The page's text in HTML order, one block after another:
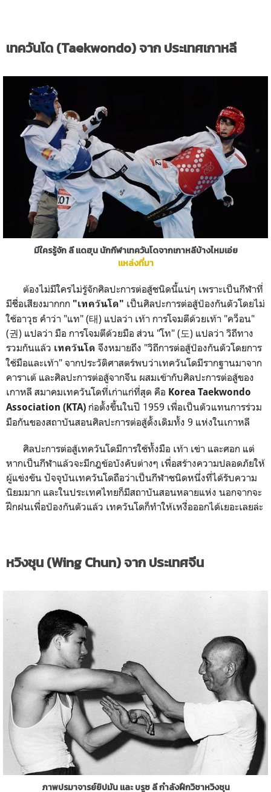
เทควันโด (Taekwondo) จาก ประเทศเกาหลี
มีใครรู้จัก ลี แดฮุน นักกีฬาเทควันโดจากเกาหลีบ้างไหมเอ่ย
แหล่งที่มา
ต้องไม่มีใครไม่รู้จักศิลปะการต่อสู้ชนิดนี้แน่ๆ เพราะเป็นกีฬาที่
มีชื่อเสียงมากกก "เทควันโด" เป็นศิลปะการต่อสู้ป้องกันตัวโดยไม่
ใช้อาวุธ คำว่า "แท" (태) แปลว่า เท้า การโจมตีด้วยเท้า "คว็อน"
(권) แปลว่า มือ การโจมตีด้วยมือ ส่วน "โท" (도) แปลว่า วิถีทาง
รวมกันแล้ว เทควันโด จึงหมายถึง "วิถีการต่อสู้ป้องกันตัวโดยการ
ใช้มือและเท้า" จากประวัติศาสตร์พบว่าเทควันโดมีรากฐานมาจาก
คาราเต้ และศิลปะการต่อสู้จากจีน ผสมเข้ากับศิลปะการต่อสู้ของ
เกาหลี สมาคมเทควันโดที่เก่าแก่ที่สุด คือ Korea Taekwondo
Association (KTA) ก่อตั้งขึ้นในปี 1959 เพื่อเป็นตัวแทนการร่วม
มือกันของสถาบันสอนศิลปะการต่อสู้ดั้งเดิมทั้ง 9 แห่งในเกาหลี
ศิลปะการต่อสู้เทควันโดมีการใช้ทั้งมือ เท้า เข่า และศอก แต่
หากเป็นกีฬาแล้วจะมีกฎข้อบังคับต่างๆ เพื่อสร้างความปลอดภัยให้
ผู้แข่งขัน ปัจจุบันเทควันโดถือว่าเป็นกีฬาชนิดหนึ่งที่ได้รับความ
นิยมมาก และในประเทศไทยก็มีสถาบันสอนหลายแห่ง นอกจากจะ
ฝึกฝนเพื่อป้องกันตัวแล้ว เทควันโดก็ทำให้เหงื่อออกได้เยอะเลยล่ะ
หวิงชุน (Wing Chun) จาก ประเทศจีน
ภาพปรมาจารย์ยิปมัน และ บรูซ ลี กำลังฝึกวิชาหวิงชุน